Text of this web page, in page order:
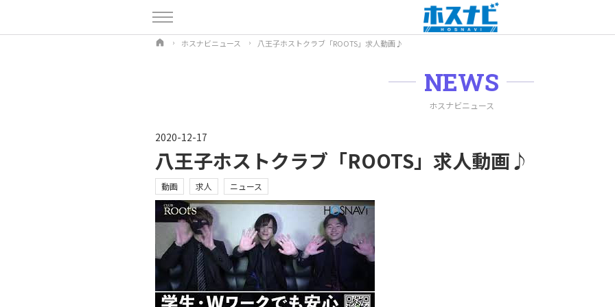
ホスナビニュース 八王子ホストクラブ「ROOTS」求人動画♪
NEWS
ホスナビニュース
2020-12-17
八王子ホストクラブ「ROOTS」求人動画♪
動画 求人 ニュース